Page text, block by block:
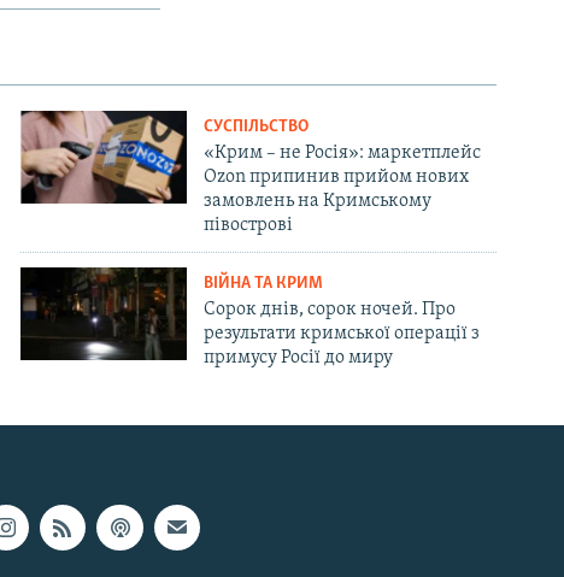
СУСПІЛЬСТВО
«Крим – не Росія»: маркетплейс
Ozon припинив прийом нових
замовлень на Кримському
півострові
ВІЙНА ТА КРИМ
Сорок днів, сорок ночей. Про
результати кримської операції з
примусу Росії до миру